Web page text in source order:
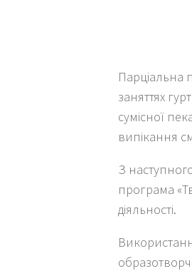
Парціальна
заняттях
сумісної
випікання
З
програма
діяльності.